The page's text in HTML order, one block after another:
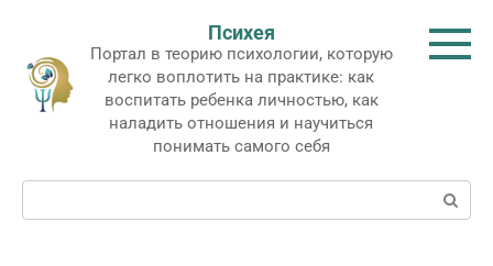
контенту
Психея
Портал в теорию психологии, которую
легко воплотить на практике: как
воспитать ребенка личностью, как
наладить отношения и научиться
понимать самого себя
Поиск: